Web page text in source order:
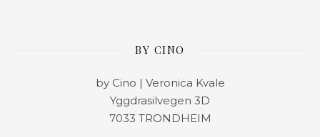
BY CINO
by Cino | Veronica Kvale
Yggdrasilvegen 3D
7033 TRONDHEIM